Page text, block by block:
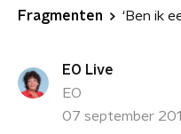
Fragmenten ‘Ben ik
EO Live
EO
07 september